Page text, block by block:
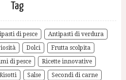
Tag
di pesce
Antipasti di verdura
Dolci
Frutta scolpita
di pesce
Ricette innovative
Salse
Secondi di carne